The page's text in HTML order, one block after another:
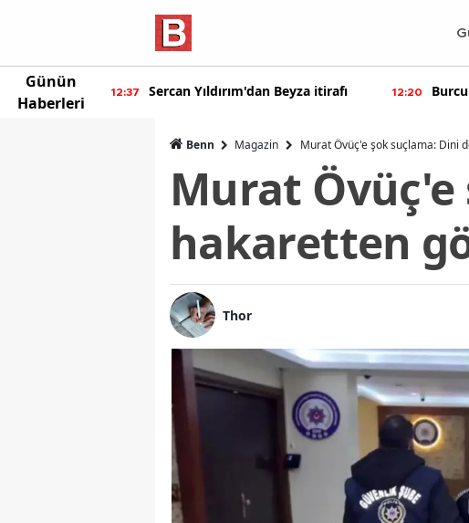
Günün
Haberleri
Sercan Yıldırım'dan Beyza itirafı 12:20 Burcu Özberk geri döndü!
Benn Magazin Murat Övüç'e şok suçlama: Dini
Murat
hakaretten
Thor